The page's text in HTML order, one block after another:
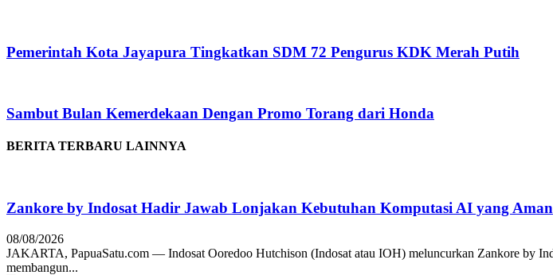
Pemerintah Kota Jayapura Tingkatkan SDM 72 Pengurus KDK Merah Putih
Sambut Bulan Kemerdekaan Dengan Promo Torang dari Honda
BERITA TERBARU LAINNYA
Zankore by Indosat Hadir Jawab Lonjakan Kebutuhan Komputasi AI yang Aman
08/08/2026
JAKARTA, PapuaSatu.com — Indosat Ooredoo Hutchison (Indosat atau IOH) meluncurkan Zankore by
membangun...